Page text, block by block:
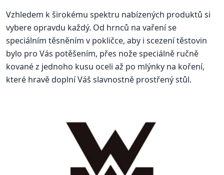
Vzhledem k širokému spektru nabízených produktů si
vybere opravdu každý. Od hrnců na vaření se
speciálním těsněním v pokličce, aby i scezení těstovin
bylo pro Vás potěšením, přes nože speciálně ručně
kované z jednoho kusu oceli až po mlýnky na koření,
které hravě doplní Váš slavnostně prostřený stůl.